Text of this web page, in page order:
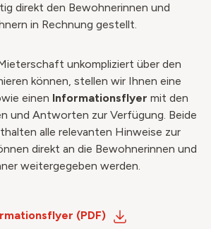
direkt den Bewohnerinnen und
in Rechnung gestellt.
unkompliziert über den
können, stellen wir Ihnen eine
einen Informationsflyer mit den
und Antworten zur Verfügung. Beide
alle relevanten Hinweise zur
direkt an die Bewohnerinnen und
weitergegeben werden.
(PDF)